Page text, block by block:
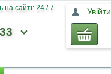
сайті: 24 / 7 Увійти